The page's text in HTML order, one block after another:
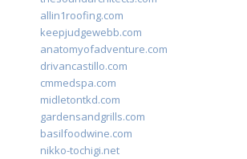
allin1roofing.com
keepjudgewebb.com
anatomyofadventure.com
drivancastillo.com
cmmedspa.com
midletontkd.com
gardensandgrills.com
basilfoodwine.com
nikko-tochigi.net